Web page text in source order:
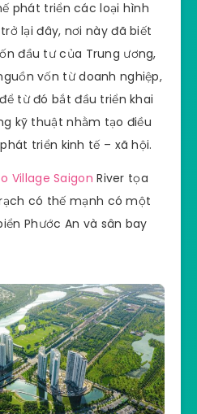
phát triển các loại hình
lại đây, nơi này đã biết
đầu tư của Trung ương,
vốn từ doanh nghiệp,
từ đó bắt đầu triển khai
kỹ thuật nhằm tạo điều
triển kinh tế – xã hội.
Village Saigon River tọa
có thế mạnh có một
Phước An và sân bay